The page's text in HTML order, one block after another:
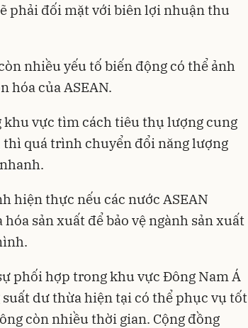
phải đối mặt với biên lợi nhuận thu
nhiều yếu tố biến động có thể ảnh
hóa của ASEAN.
khu vực tìm cách tiêu thụ lượng cung
quá trình chuyển đổi năng lượng
hiện thực nếu các nước ASEAN
sản xuất để bảo vệ ngành sản xuất
phối hợp trong khu vực Đông Nam Á
dư thừa hiện tại có thể phục vụ tốt
còn nhiều thời gian. Cộng đồng